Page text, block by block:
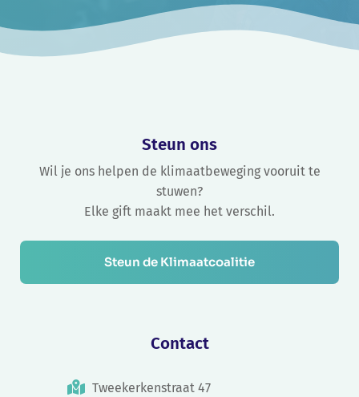
Steun ons
Wil je ons helpen de klimaatbeweging vooruit te
stuwen?
Elke gift maakt mee het verschil.
Steun de Klimaatcoalitie
Contact
Tweekerkenstraat 47